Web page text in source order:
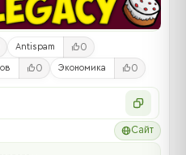
Antispam 0
0 Экономика 0
Сайт